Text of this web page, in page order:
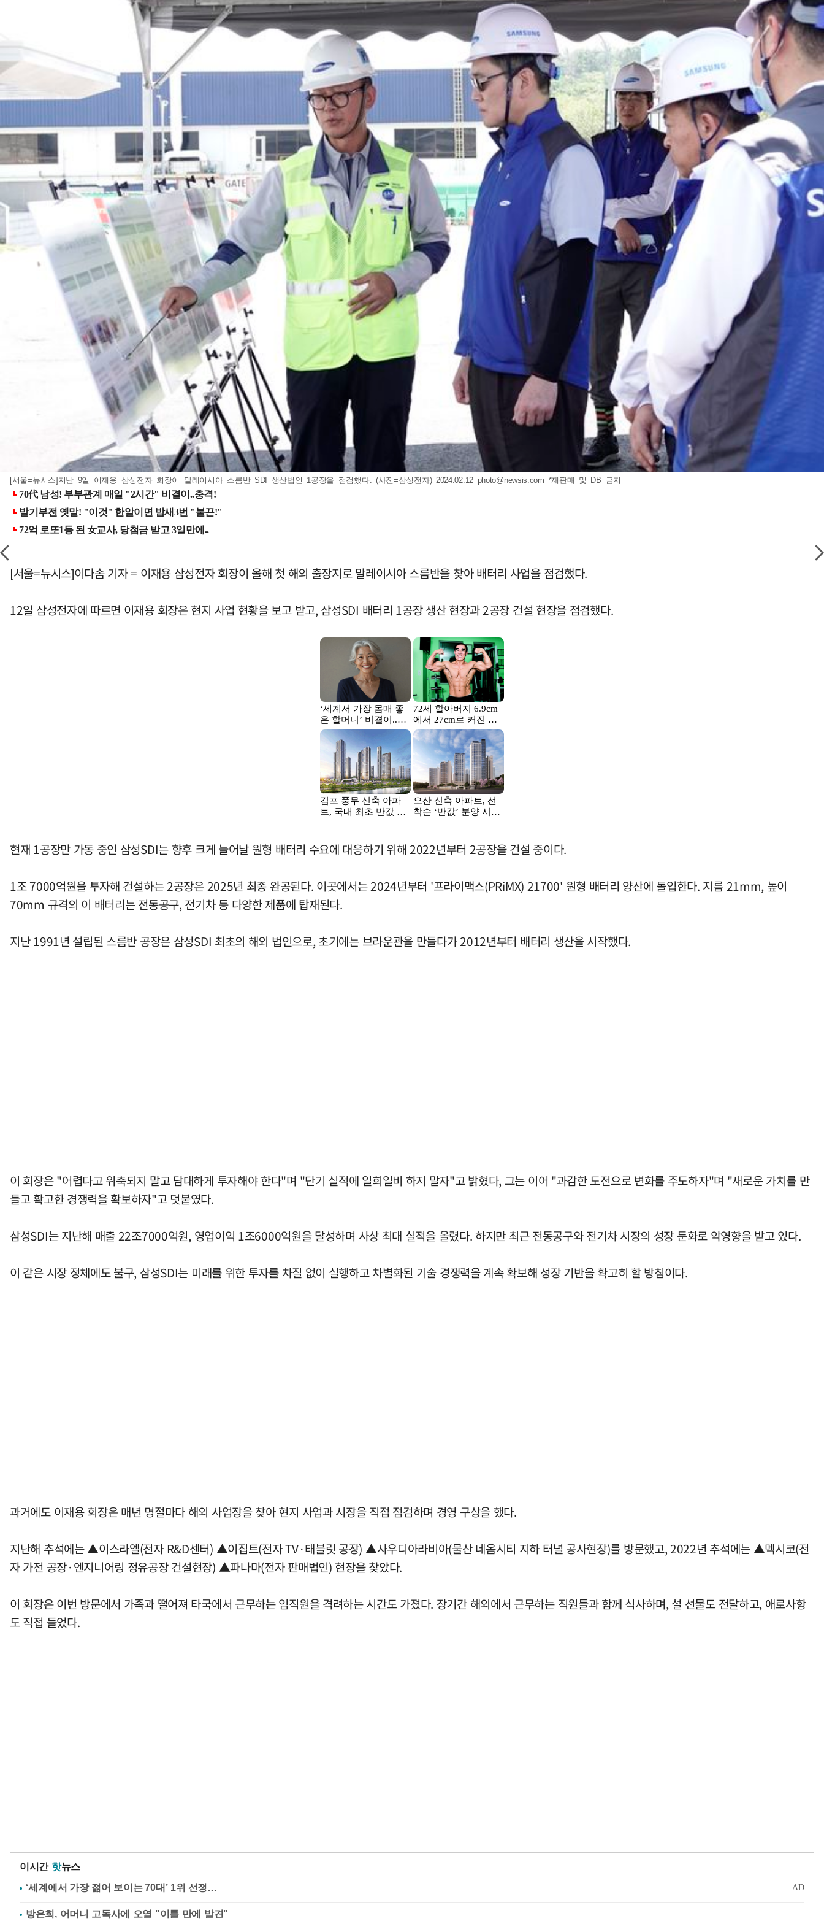
[서울=뉴시스]지난 9일 이재용 삼성전자 회장이 말레이시아 스름반 SDI 생산법인 1공장을 점검했다. (사진=삼성전자) 2024.02.12 photo@newsis.com *재판매 및 DB 금지
[서울=뉴시스]이다솜 기자 = 이재용 삼성전자 회장이 올해 첫 해외 출장지로 말레이시아 스름반을 찾아 배터리 사업을 점검했다.
12일 삼성전자에 따르면 이재용 회장은 현지 사업 현황을 보고 받고, 삼성SDI 배터리 1공장 생산 현장과 2공장 건설 현장을 점검했다.
현재 1공장만 가동 중인 삼성SDI는 향후 크게 늘어날 원형 배터리 수요에 대응하기 위해 2022년부터 2공장을 건설 중이다.
1조 7000억원을 투자해 건설하는 2공장은 2025년 최종 완공된다. 이곳에서는 2024년부터 '프라이맥스(PRiMX) 21700' 원형 배터리 양산에 돌입한다. 지름 21mm, 높이
70mm 규격의 이 배터리는 전동공구, 전기차 등 다양한 제품에 탑재된다.
지난 1991년 설립된 스름반 공장은 삼성SDI 최초의 해외 법인으로, 초기에는 브라운관을 만들다가 2012년부터 배터리 생산을 시작했다.
이 회장은 "어렵다고 위축되지 말고 담대하게 투자해야 한다"며 "단기 실적에 일희일비 하지 말자"고 밝혔다, 그는 이어 "과감한 도전으로 변화를 주도하자"며 "새로운 가치를 만
들고 확고한 경쟁력을 확보하자"고 덧붙였다.
삼성SDI는 지난해 매출 22조7000억원, 영업이익 1조6000억원을 달성하며 사상 최대 실적을 올렸다. 하지만 최근 전동공구와 전기차 시장의 성장 둔화로 악영향을 받고 있다.
이 같은 시장 정체에도 불구, 삼성SDI는 미래를 위한 투자를 차질 없이 실행하고 차별화된 기술 경쟁력을 계속 확보해 성장 기반을 확고히 할 방침이다.
과거에도 이재용 회장은 매년 명절마다 해외 사업장을 찾아 현지 사업과 시장을 직접 점검하며 경영 구상을 했다.
지난해 추석에는 ▲이스라엘(전자 R&D센터) ▲이집트(전자 TV·태블릿 공장) ▲사우디아라비아(물산 네옴시티 지하 터널 공사현장)를 방문했고, 2022년 추석에는 ▲멕시코(전
자 가전 공장·엔지니어링 정유공장 건설현장) ▲파나마(전자 판매법인) 현장을 찾았다.
이 회장은 이번 방문에서 가족과 떨어져 타국에서 근무하는 임직원을 격려하는 시간도 가졌다. 장기간 해외에서 근무하는 직원들과 함께 식사하며, 설 선물도 전달하고, 애로사항
도 직접 들었다.
이시간 핫뉴스
방은희, 어머니 고독사에 오열 "이틀 만에 발견"